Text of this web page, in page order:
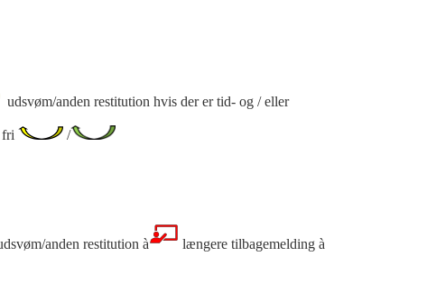
udsvøm/anden restitution hvis der er tid- og / eller
fri /
anden restitution à længere tilbagemelding à